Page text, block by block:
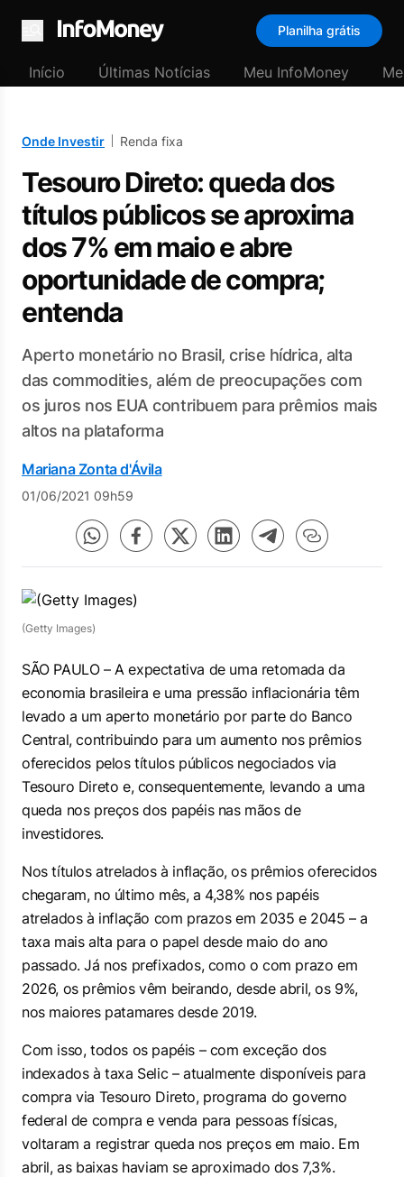
Menu
Planilha grátis
Início Últimas Notícias Meu InfoMoney
Onde Investir Renda fixa
Tesouro Direto: queda dos
títulos públicos se aproxima
dos 7% em maio e abre
oportunidade de compra;
entenda
Aperto monetário no Brasil, crise hídrica, alta
das commodities, além de preocupações com
os juros nos EUA contribuem para prêmios mais
altos na plataforma
Mariana Zonta d'Ávila
01/06/2021 09h59
(Getty Images)
SÃO PAULO – A expectativa de uma retomada da
economia brasileira e uma pressão inflacionária têm
levado a um aperto monetário por parte do Banco
Central, contribuindo para um aumento nos prêmios
oferecidos pelos títulos públicos negociados via
Tesouro Direto e, consequentemente, levando a uma
queda nos preços dos papéis nas mãos de
investidores.
Nos títulos atrelados à inflação, os prêmios oferecidos
chegaram, no último mês, a 4,38% nos papéis
atrelados à inflação com prazos em 2035 e 2045 – a
taxa mais alta para o papel desde maio do ano
passado. Já nos prefixados, como o com prazo em
2026, os prêmios vêm beirando, desde abril, os 9%,
nos maiores patamares desde 2019.
Com isso, todos os papéis – com exceção dos
indexados à taxa Selic – atualmente disponíveis para
compra via Tesouro Direto, programa do governo
federal de compra e venda para pessoas físicas,
voltaram a registrar queda nos preços em maio. Em
abril, as baixas haviam se aproximado dos 7,3%.